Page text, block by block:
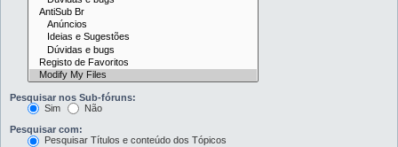
Pesquisar nos Sub-fóruns:
Sim
Não
Pesquisar com:
Pesquisar Títulos e conteúdo dos Tópicos